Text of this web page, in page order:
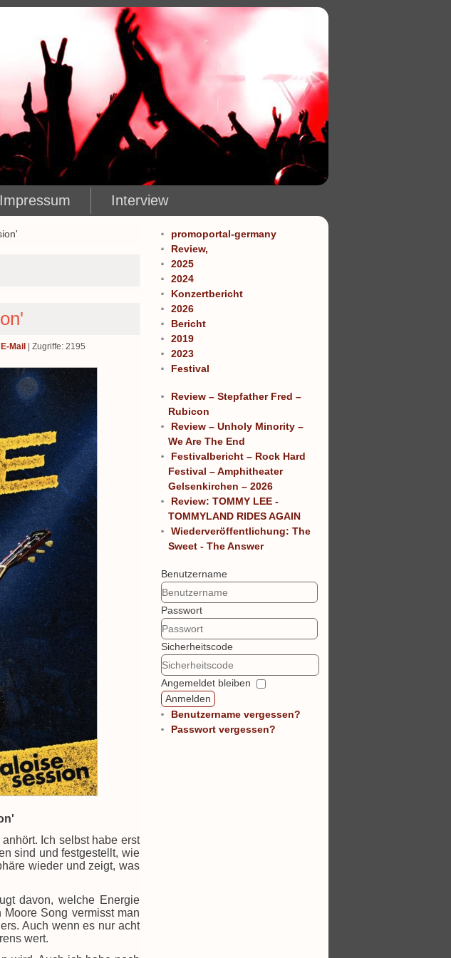
Impressum Interview
E-Mail | Zugriffe: 2195
Ich selbst habe erst
sind und festgestellt, wie
wieder und zeigt, was
davon, welche Energie
Song vermisst man
Auch wenn es nur acht
wert.
promoportal-germany
Review,
2025
2024
Konzertbericht
2026
Bericht
2019
2023
Festival
Review – Stepfather Fred –
Rubicon
Review – Unholy Minority –
We Are The End
Festivalbericht – Rock Hard
Festival – Amphitheater
Gelsenkirchen – 2026
Review: TOMMY LEE -
TOMMYLAND RIDES AGAIN
Wiederveröffentlichung: The
Sweet - The Answer
Benutzername
Passwort
Sicherheitscode
Angemeldet bleiben
Anmelden
Benutzername vergessen?
Passwort vergessen?